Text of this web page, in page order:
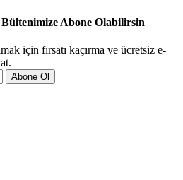
Abone Olabilirsin
için fırsatı kaçırma ve ücretsiz e-
Abone Ol